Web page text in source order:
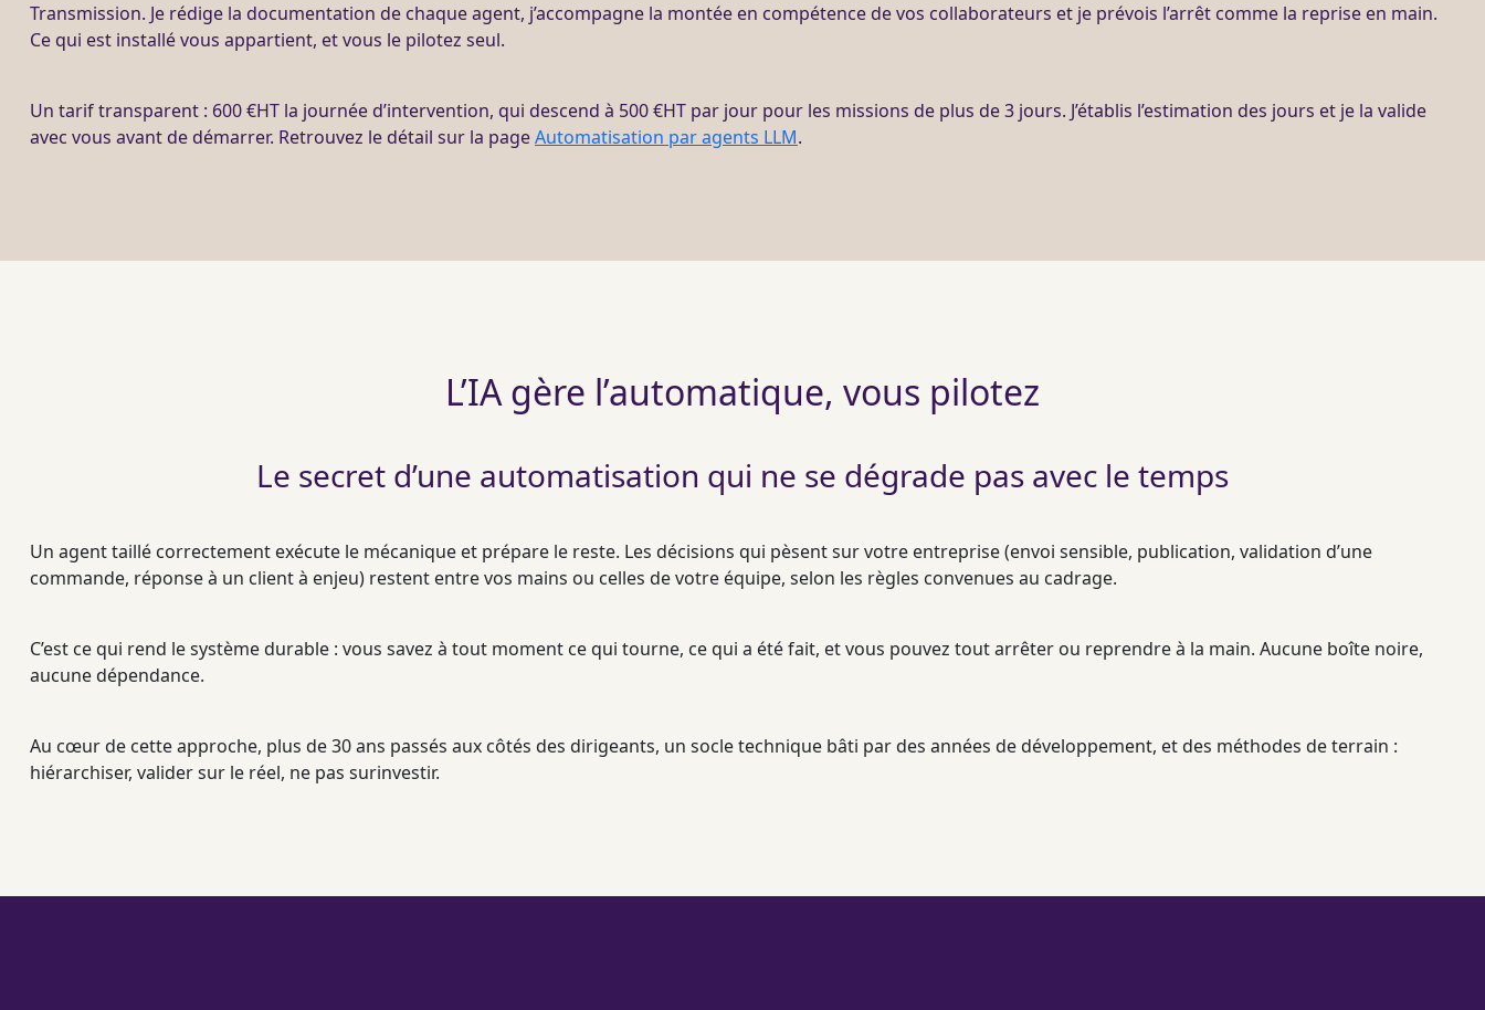
Transmission. Je rédige la documentation de chaqueagent, j’accompagne la montée en compétence de vos collaborateurs et je prévois l’arrêt comme la reprise en main.
Ce qui est installé vous appartient, et vous le pilotez seul.
Un tarif transparent : 600 €HT la journée d’intervention, qui descend à 500 €HT par jour pour les missions de plus de 3 jours. J’établis l’estimation des jours et je la valide
avec vous avant de démarrer. Retrouvez le détail sur la pageAutomatisation par agents LLM.
L’IA gère l’automatique, vous pilotez
Le secret d’une automatisation qui ne se dégrade pas avec le temps
Un agenttaillé correctement exécute le mécanique et prépare le reste. Les décisions qui pèsent sur votre entreprise (envoi sensible, publication, validation d’une
commande, réponse à un client à enjeu) restent entre vos mains ou celles de votre équipe, selon les règles convenues au cadrage.
C’est ce qui rend le système durable : vous savez à tout moment ce qui tourne, ce qui a été fait, et vous pouvez tout arrêter ou reprendre à la main. Aucune boîte noire,
aucune dépendance.
Au cœur de cette approche, plus de 30 ans passés aux côtés des dirigeants, un socle technique bâti par des années de développement, et des méthodes de terrain :
hiérarchiser, valider sur le réel, ne pas surinvestir.